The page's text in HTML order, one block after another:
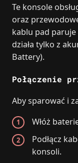
Te konsole
oraz
kablu pad paruje
działa tylko z
Battery).
Połączenie
Aby sparować i
Włóż
Podłącz
konsoli.